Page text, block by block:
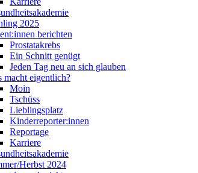
2025
berichten
Prostatakrebs
Ein Schnitt genügt
Jeden Tag neu an sich glauben
macht eigentlich?
Moin
Tschüss
Lieblingsplatz
Kinderreporter:innen
Reportage
Karriere
Herbst 2024